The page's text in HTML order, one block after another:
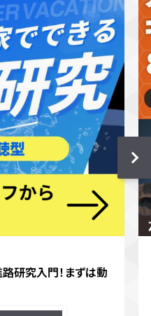
研究入門！まずは動